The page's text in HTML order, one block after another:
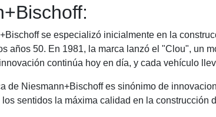
se especializó inicialmente en la
años 50. En 1981, la marca lanzó el "Clou", un
continúa hoy en día, y cada vehículo
de Niesmann+Bischoff es sinónimo de
sentidos la máxima calidad en la construcción